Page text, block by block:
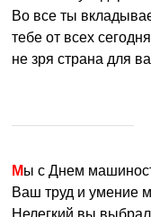
Во все ты
тебе от всех
не зря страна для
Мы с Днем
Ваш труд и умение
Нелегкий вы